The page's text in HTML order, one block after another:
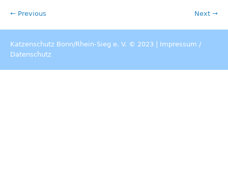
← Previous Next →
Katzenschutz Bonn/Rhein-Sieg e. V. © 2023 | Impressum /
Datenschutz